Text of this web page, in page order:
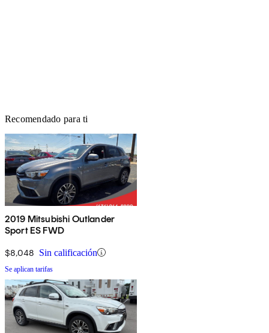
Recomendado para ti
2019 Mitsubishi Outlander
Sport ES FWD
$8,048 Sin calificación
Se aplican tarifas